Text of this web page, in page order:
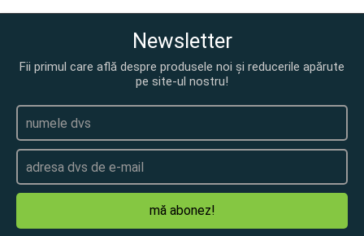
Newsletter
Fii primul care află despre produsele noi și reducerile apărute
pe site-ul nostru!
mă abonez!